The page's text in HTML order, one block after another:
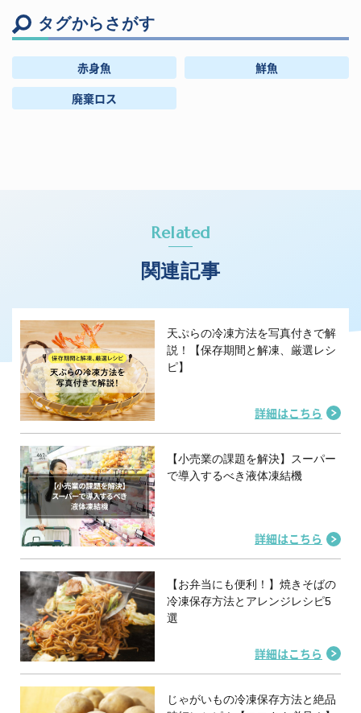
タグからさがす
赤身魚
鮮魚
廃棄ロス
Related
関連記事
天ぷらの冷凍方法を写真付きで解
説！【保存期間と解凍、厳選レシ
ピ】
詳細はこちら
【小売業の課題を解決】スーパー
で導入するべき液体凍結機
詳細はこちら
【お弁当にも便利！】焼きそばの
冷凍保存方法とアレンジレシピ5
選
詳細はこちら
じゃがいもの冷凍保存方法と絶品